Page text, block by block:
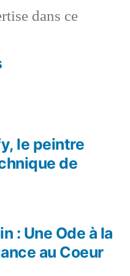
dans ce
:
: Une Ode à la
au Coeur
:
le peintre
de